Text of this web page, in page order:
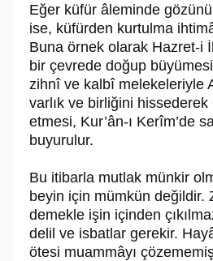
Eğer küfür âleminde
ise, küfürden kurtulma
Buna örnek olarak Hazret-i
bir çevrede doğup
zihnî ve kalbî melekeleriyle
varlık ve birliğini hissederek
etmesi, Kur’ân-ı Kerîm’de
buyurulur.
Bu itibarla mutlak münkir
beyin için mümkün değildir.
demekle işin içinden
delil ve isbatlar gerekir.
ötesi muammâyı